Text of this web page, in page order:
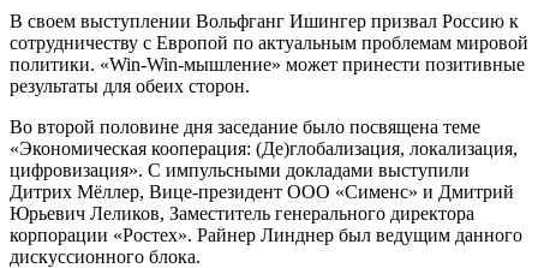
В своем выступлении Вольфганг Ишингер призвал Россию к
сотрудничеству с Европой по актуальным проблемам мировой
политики. «Win-Win-мышление» может принести позитивные
результаты для обеих сторон.
Во второй половине дня заседание было посвящена теме
«Экономическая кооперация: (Де)глобализация, локализация,
цифровизация». С импульсными докладами выступили
Дитрих Мёллер, Вице-президент ООО «Сименс» и Дмитрий
Юрьевич Леликов, Заместитель генерального директора
корпорации «Ростех». Райнер Линднер был ведущим данного
дискуссионного блока.